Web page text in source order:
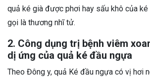
quả ké già được phơi hay sấu khô của
gọi là thương nhĩ tử.
2. Công dụng trị bệnh viêm
dị ứng của quả ké đầu ngựa
Theo Đông y, quả Ké đầu ngựa có vị hơi